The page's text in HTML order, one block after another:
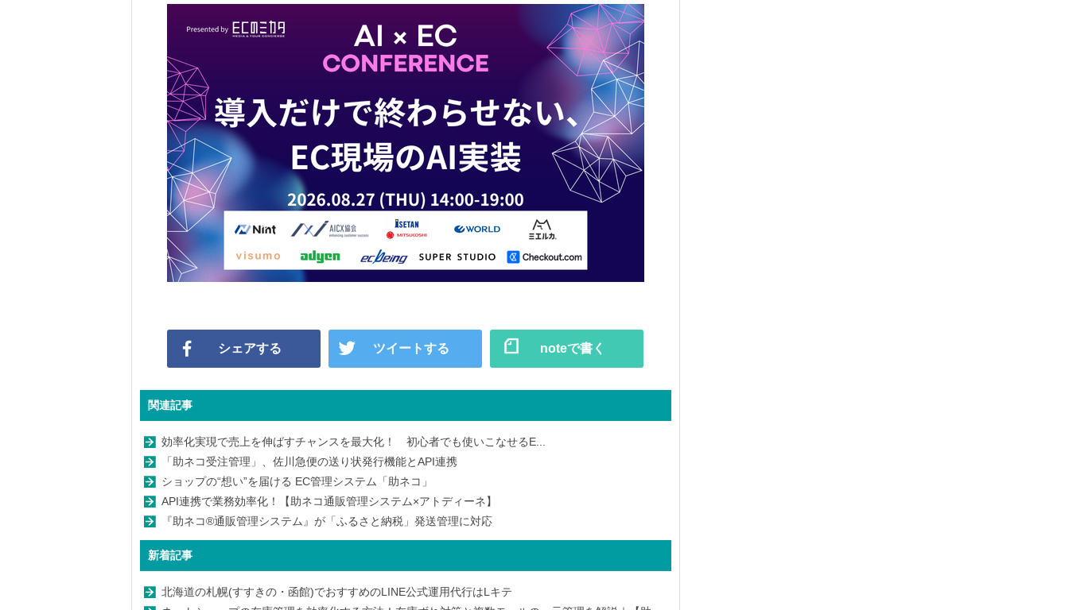
シェアする ツイートする noteで書く
関連記事
効率化実現で売上を伸ばすチャンスを最大化！ 初心者でも使いこなせるE...
「助ネコ受注管理」、佐川急便の送り状発行機能とAPI連携
ショップの“想い”を届ける EC管理システム「助ネコ」
API連携で業務効率化！【助ネコ通販管理システム×アトディーネ】
『助ネコ®通販管理システム』が「ふるさと納税」発送管理に対応
新着記事
北海道の札幌(すすきの・函館)でおすすめのLINE公式運用代行はLキテ